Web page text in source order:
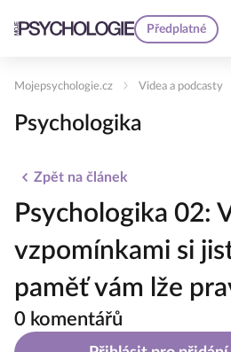
Předplatné
Mojepsychologie.cz Videa a podcasty
Psychologika
Zpět na článek
Psychologika 02:
vzpomínkami si
paměť vám lže
0 komentářů